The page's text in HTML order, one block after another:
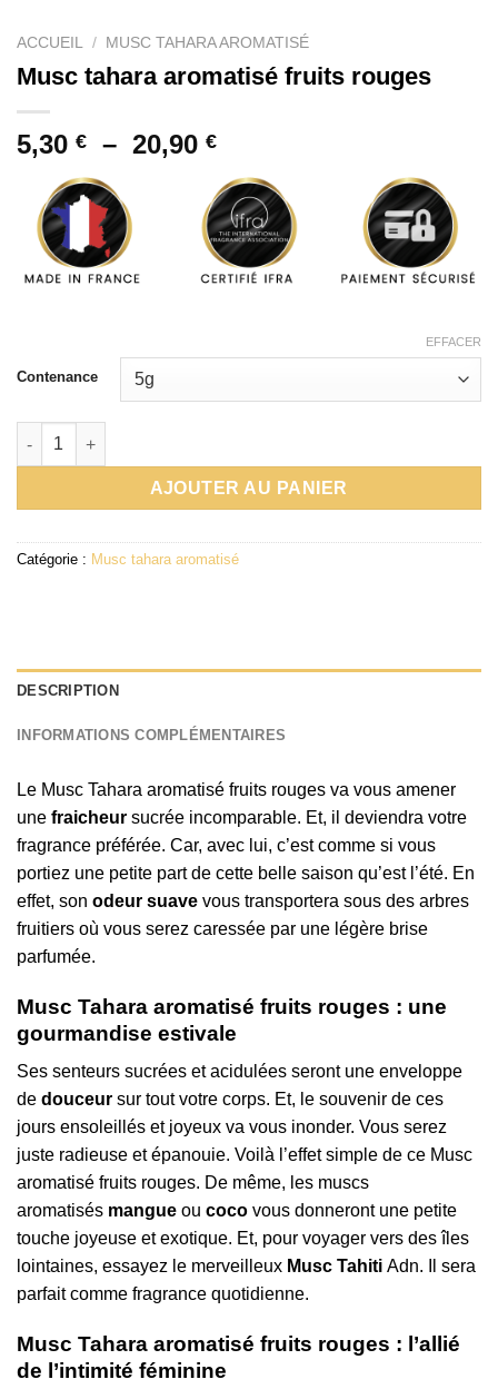
ACCUEIL / MUSC TAHARA AROMATISÉ
Musc tahara aromatisé fruits rouges
5,30 € – 20,90 €Plage
de
prix :
5,30 €
à
20,90 €
Contenance
EFFACER
quantité de Musc tahara aromatisé fruits rouges
AJOUTER AU PANIER
Catégorie : Musc tahara aromatisé
DESCRIPTION
INFORMATIONS COMPLÉMENTAIRES
Le Musc Tahara aromatisé fruits rouges va vous amener
une fraicheur sucrée incomparable. Et, il deviendra votre
fragrance préférée. Car, avec lui, c’est comme si vous
portiez une petite part de cette belle saison qu’est l’été. En
effet, son odeur suave vous transportera sous des arbres
fruitiers où vous serez caressée par une légère brise
parfumée.
Musc Tahara aromatisé fruits rouges : une
gourmandise estivale
Ses senteurs sucrées et acidulées seront une enveloppe
de douceur sur tout votre corps. Et, le souvenir de ces
jours ensoleillés et joyeux va vous inonder. Vous serez
juste radieuse et épanouie. Voilà l’effet simple de ce Musc
aromatisé fruits rouges. De même, les muscs
aromatisés mangue ou coco vous donneront une petite
touche joyeuse et exotique. Et, pour voyager vers des îles
lointaines, essayez le merveilleux Musc Tahiti Adn. Il sera
parfait comme fragrance quotidienne.
Musc Tahara aromatisé fruits rouges : l’allié
de l’intimité féminine